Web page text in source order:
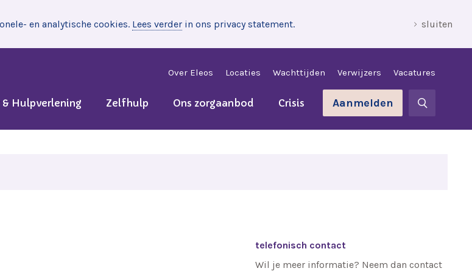
en analytische cookies. Lees verder in ons privacy statement. sluiten
Over Eleos Locaties Wachttijden Verwijzers Vacatures
Hulpverlening Zelfhulp Ons zorgaanbod Crisis Aanmelden
telefonisch contact
Wil je meer informatie? Neem dan contact